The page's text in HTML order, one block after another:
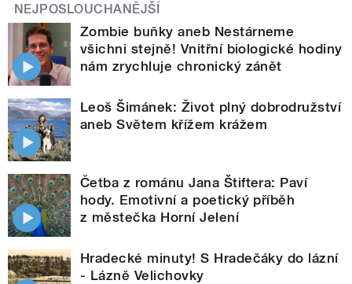
NEJPOSLOUCHANĚJŠÍ
Zombie buňky aneb Nestárneme
všichni stejně! Vnitřní biologické hodiny
nám zrychluje chronický zánět
Leoš Šimánek: Život plný dobrodružství
aneb Světem křížem krážem
Četba z románu Jana Štiftera: Paví
hody. Emotivní a poetický příběh
z městečka Horní Jelení
Hradecké minuty! S Hradečáky do lázní
- Lázně Velichovky